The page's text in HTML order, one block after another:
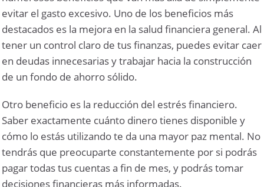
evitar el gasto excesivo. Uno de los beneficios más
destacados es la mejora en la salud financiera general. Al
tener un control claro de tus finanzas, puedes evitar caer
en deudas innecesarias y trabajar hacia la construcción
de un fondo de ahorro sólido.
Otro beneficio es la reducción del estrés financiero.
Saber exactamente cuánto dinero tienes disponible y
cómo lo estás utilizando te da una mayor paz mental. No
tendrás que preocuparte constantemente por si podrás
pagar todas tus cuentas a fin de mes, y podrás tomar
decisiones financieras más informadas.